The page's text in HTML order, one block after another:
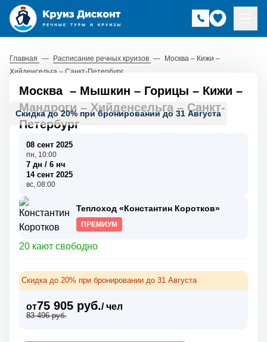
Главная — Расписание речных круизов — Москва – Кижи –
Хийденсельга – Санкт-Петербург
Скидка до 20% при бронировании до 31 Августа
Москва – Мышкин – Горицы – Кижи –
Мандроги – Хийденсельга – Санкт-
Петербург
08 сент 2025
пн, 10:00
7 дн / 6 нч
14 сент 2025
вс, 08:00
Теплоход «Константин Коротков»
ПРЕМИУМ
20 кают свободно
Скидка до 20% при бронировании до 31 Августа
от75 905 руб./ чел
83 496 руб.